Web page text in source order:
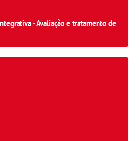
- Avaliação e tratamento de